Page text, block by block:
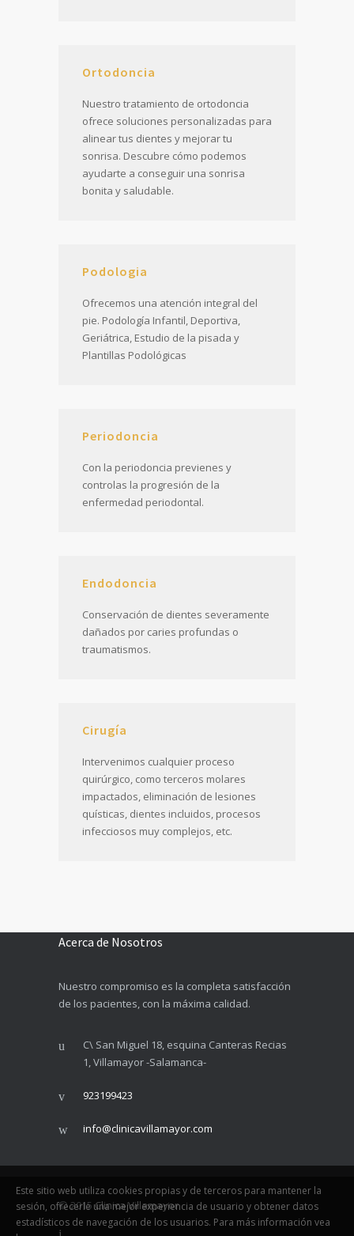
Ortodoncia
Nuestro tratamiento de ortodoncia
ofrece soluciones personalizadas para
alinear tus dientes y mejorar tu
sonrisa. Descubre cómo podemos
ayudarte a conseguir una sonrisa
bonita y saludable.
Podologia
Ofrecemos una atención integral del
pie. Podología Infantil, Deportiva,
Geriátrica, Estudio de la pisada y
Plantillas Podológicas
Periodoncia
Con la periodoncia previenes y
controlas la progresión de la
enfermedad periodontal.
Endodoncia
Conservación de dientes severamente
dañados por caries profundas o
traumatismos.
Cirugía
Intervenimos cualquier proceso
quirúrgico, como terceros molares
impactados, eliminación de lesiones
quísticas, dientes incluidos, procesos
infecciosos muy complejos, etc.
Acerca de Nosotros
Nuestro compromiso es la completa satisfacción
de los pacientes, con la máxima calidad.
C\ San Miguel 18, esquina Canteras Recias
1, Villamayor -Salamanca-
923199423
info@clinicavillamayor.com
© 2015Clinica Villamayor
Este sitio web utiliza cookies propias y de terceros para mantener la
sesión, ofrecerle una mejor experiencia de usuario y obtener datos
estadísticos de navegación de los usuarios. Para más información vea